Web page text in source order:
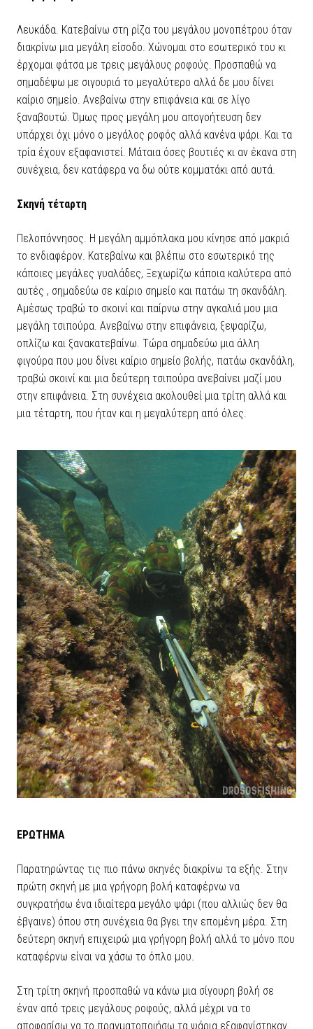
Λευκάδα. Κατεβαίνω στη ρίζα του μεγάλου μονοπέτρου όταν
διακρίνω μια μεγάλη είσοδο. Χώνομαι στο εσωτερικό του κι
έρχομαι φάτσα με τρεις μεγάλους ροφούς. Προσπαθώ να
σημαδέψω με σιγουριά το μεγαλύτερο αλλά δε μου δίνει
καίριο σημείο. Ανεβαίνω στην επιφάνεια και σε λίγο
ξαναβουτώ. Όμως προς μεγάλη μου απογοήτευση δεν
υπάρχει όχι μόνο ο μεγάλος ροφός αλλά κανένα ψάρι. Και τα
τρία έχουν εξαφανιστεί. Μάταια όσες βουτιές κι αν έκανα στη
συνέχεια, δεν κατάφερα να δω ούτε κομματάκι από αυτά.
Σκηνή τέταρτη
Πελοπόννησος. Η μεγάλη αμμόπλακα μου κίνησε από μακριά
το ενδιαφέρον. Κατεβαίνω και βλέπω στο εσωτερικό της
κάποιες μεγάλες γυαλάδες, Ξεχωρίζω κάποια καλύτερα από
αυτές , σημαδεύω σε καίριο σημείο και πατάω τη σκανδάλη.
Αμέσως τραβώ το σκοινί και παίρνω στην αγκαλιά μου μια
μεγάλη τσιπούρα. Ανεβαίνω στην επιφάνεια, ξεψαρίζω,
οπλίζω και ξανακατεβαίνω. Τώρα σημαδεύω μια άλλη
φιγούρα που μου δίνει καίριο σημείο βολής, πατάω σκανδάλη,
τραβώ σκοινί και μια δεύτερη τσιπούρα ανεβαίνει μαζί μου
στην επιφάνεια. Στη συνέχεια ακολουθεί μια τρίτη αλλά και
μια τέταρτη, που ήταν και η μεγαλύτερη από όλες.
ΕΡΩΤΗΜΑ
Παρατηρώντας τις πιο πάνω σκηνές διακρίνω τα εξής. Στην
πρώτη σκηνή με μια γρήγορη βολή καταφέρνω να
συγκρατήσω ένα ιδιαίτερα μεγάλο ψάρι (που αλλιώς δεν θα
έβγαινε) όπου στη συνέχεια θα βγει την επομένη μέρα. Στη
δεύτερη σκηνή επιχειρώ μια γρήγορη βολή αλλά το μόνο που
καταφέρνω είναι να χάσω το όπλο μου.
Στη τρίτη σκηνή προσπαθώ να κάνω μια σίγουρη βολή σε
έναν από τρεις μεγάλους ροφούς, αλλά μέχρι να το
αποφασίσω να το πραγματοποιήσω τα ψάρια εξαφανίστηκαν.